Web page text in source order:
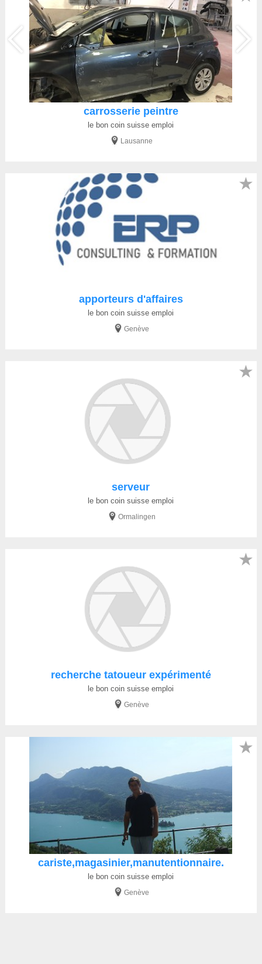
carrosserie peintre
le bon coin suisse emploi
Lausanne
apporteurs d'affaires
le bon coin suisse emploi
Genève
★
serveur
le bon coin suisse emploi
Ormalingen
★
recherche tatoueur expérimenté
le bon coin suisse emploi
Genève
★
cariste,magasinier,manutentionnaire.
le bon coin suisse emploi
Genève
★